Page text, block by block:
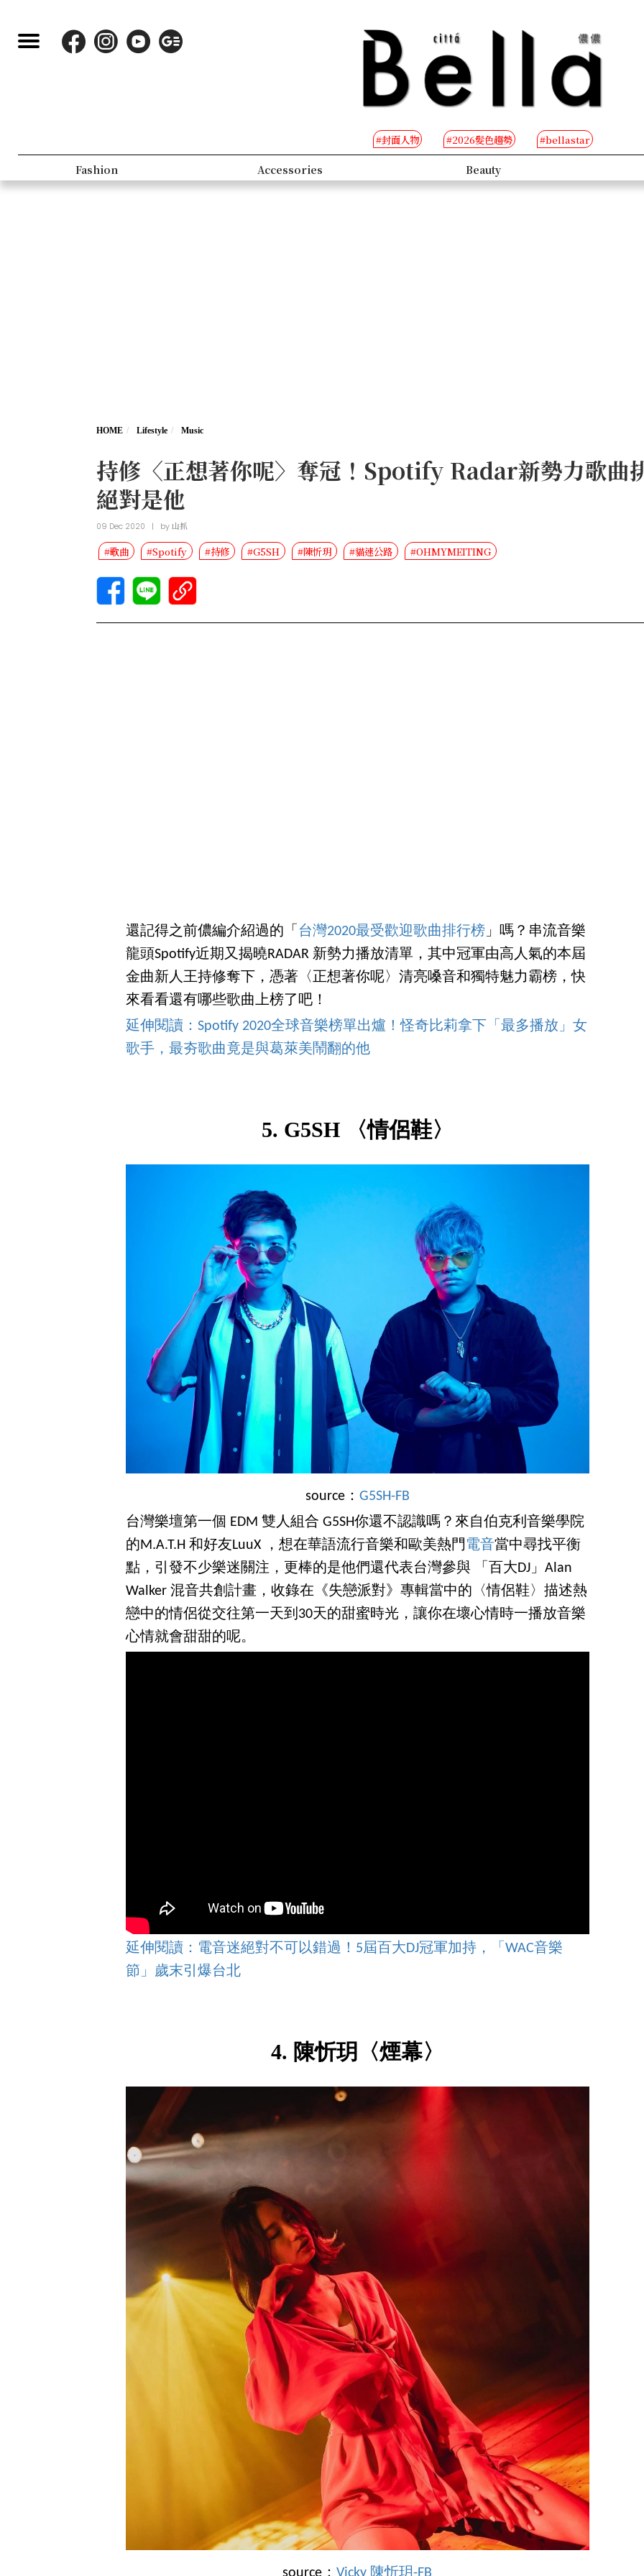
#封面人物 #2026髮色趨勢 #bellastar
Fashion Accessories Beauty
HOME Lifestyle Music
持修〈正想著你呢〉奪冠！Spotify Radar新勢力歌曲
絕對是他
09 Dec 2020 | by山抓
#歌曲 #Spotify #持修 #G5SH #陳忻玥 #貓速公路 #OHMYMEITING
還記得之前儂編介紹過的「 台灣2020最受歡迎歌曲排行榜」嗎？串流音樂
龍頭Spotify近期又揭曉RADAR 新勢力播放清單，其中冠軍由高人氣的本屆
金曲新人王持修奪下，憑著〈正想著你呢〉清亮嗓音和獨特魅力霸榜，快
來看看還有哪些歌曲上榜了吧！
延伸閱讀：Spotify 2020全球音樂榜單出爐！怪奇比莉拿下「最多播放」女
歌手，最夯歌曲竟是與葛萊美鬧翻的他
5. G5SH 〈情侶鞋〉
source： G5SH-FB
台灣樂壇第一個 EDM 雙人組合 G5SH你還不認識嗎？來自伯克利音樂學院
的M.A.T.H 和好友LuuX ，想在華語流行音樂和歐美熱門 電音當中尋找平衡
點，引發不少樂迷關注，更棒的是他們還代表台灣參與 「百大DJ」Alan
Walker 混音共創計畫，收錄在《失戀派對》專輯當中的〈情侶鞋〉描述熱
戀中的情侶從交往第一天到30天的甜蜜時光，讓你在壞心情時一播放音樂
心情就會甜甜的呢。
延伸閱讀：電音迷絕對不可以錯過！5屆百大DJ冠軍加持，「WAC音樂
節」歲末引爆台北
4. 陳忻玥〈煙幕〉